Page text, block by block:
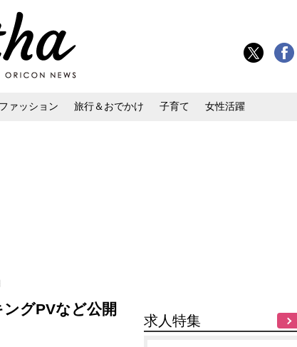
ファッション 旅行＆おでかけ 子育て 女性活躍
グPVなど公開
求人特集